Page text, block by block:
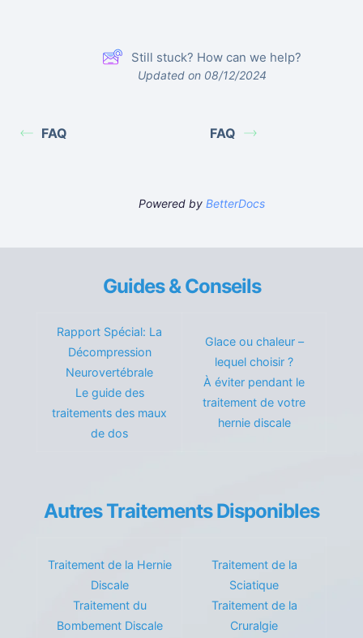
Still stuck? How can we help?
Updated on 08/12/2024
FAQ FAQ
Powered by BetterDocs
Guides & Conseils
Rapport Spécial: La
Décompression
Neurovertébrale
Le guide des
traitements des maux
de dos
Glace ou chaleur –
lequel choisir ?
À éviter pendant le
traitement de votre
hernie discale
Autres Traitements Disponibles
Traitement de la Hernie
Discale
Traitement du
Bombement Discale
Traitement de la
Sciatique
Traitement de la
Cruralgie